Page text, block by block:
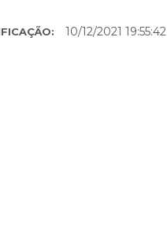
10/12/2021 19:55:42